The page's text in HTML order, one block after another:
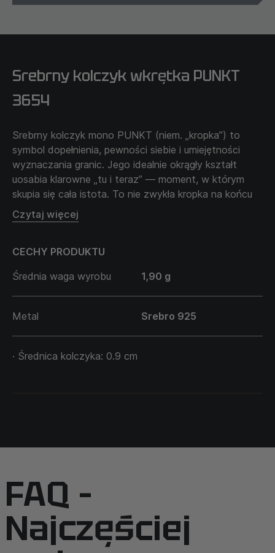
Srebrny kolczyk wkrętka PUNKT
3654
Srebrny kolczyk mono PUNKT (niem. „kropka”) to
symbol dopełnienia, pewności siebie i umiejętności
wyznaczania granic. Jego idealnie okrągły kształt
uosabia klarowne „tu i teraz” — moment, w którym
skupia się cała istota. To nie zwykła kropka na końcu
zdania, lecz akcent — wybór precyzji, jasności i
wolności od zbędnych elementów. PUNKT jest dla
dla nich znaczenie. To ozdoba z charakterem, która
mówi o wewnętrznej strukturze i dojrzałości myśli.
Czytaj więcej
CECHY PRODUKTU
Średnia waga wyrobu
1,90 g
Metal Srebro 925
· Średnica kolczyka: 0.9 cm
FAQ –
Najczęściej